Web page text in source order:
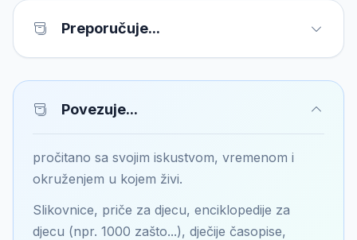
Preporučuje...
Povezuje...
pročitano sa svojim iskustvom, vremenom i
okruženjem u kojem živi.
Slikovnice, priče za djecu, enciklopedije za
djecu (npr. 1000 zašto...), dječije časopise,